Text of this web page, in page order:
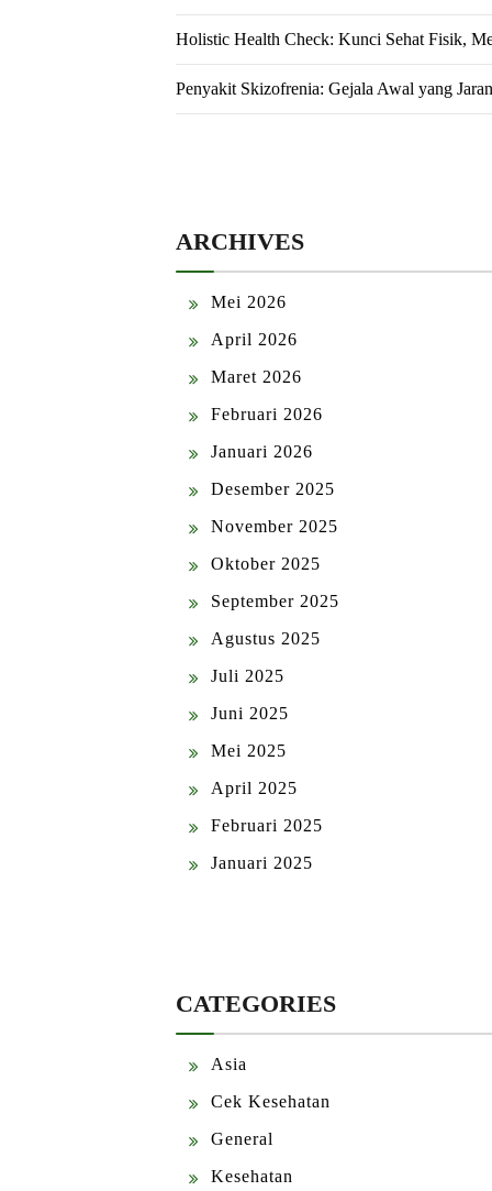
Holistic Health Check: Kunci Sehat Fisik,
Penyakit Skizofrenia: Gejala Awal yang
ARCHIVES
Mei 2026
April 2026
Maret 2026
Februari 2026
Januari 2026
Desember 2025
November 2025
Oktober 2025
September 2025
Agustus 2025
Juli 2025
Juni 2025
Mei 2025
April 2025
Februari 2025
Januari 2025
CATEGORIES
Asia
Cek Kesehatan
General
Kesehatan